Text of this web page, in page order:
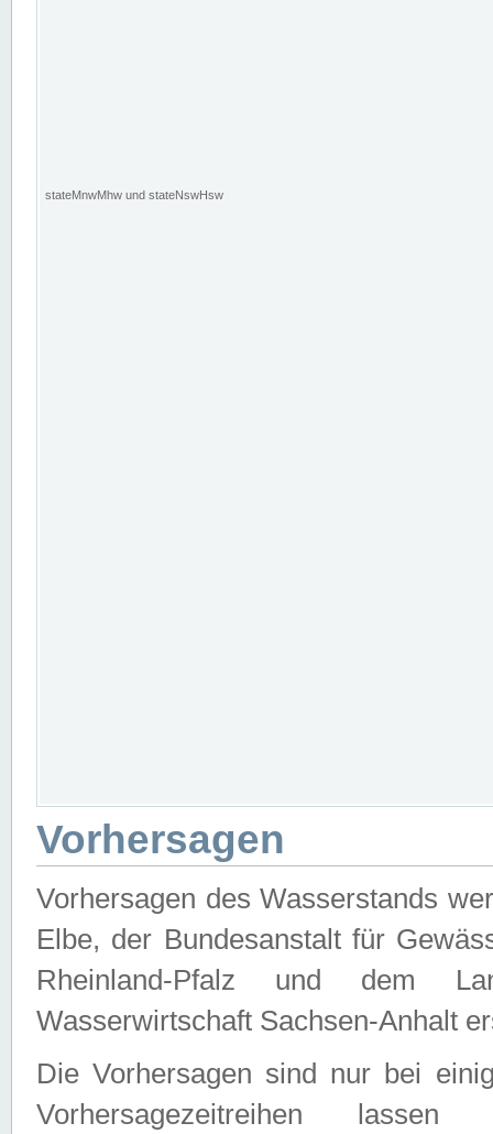
stateMnwMhw und stateNswHsw
Vorhersagen
Vorhersagen des Wasserstands
Elbe, der Bundesanstalt für
Rheinland-Pfalz und dem
Wasserwirtschaft Sachsen-Anhalt
Die Vorhersagen sind nur bei
Vorhersagezeitreihen